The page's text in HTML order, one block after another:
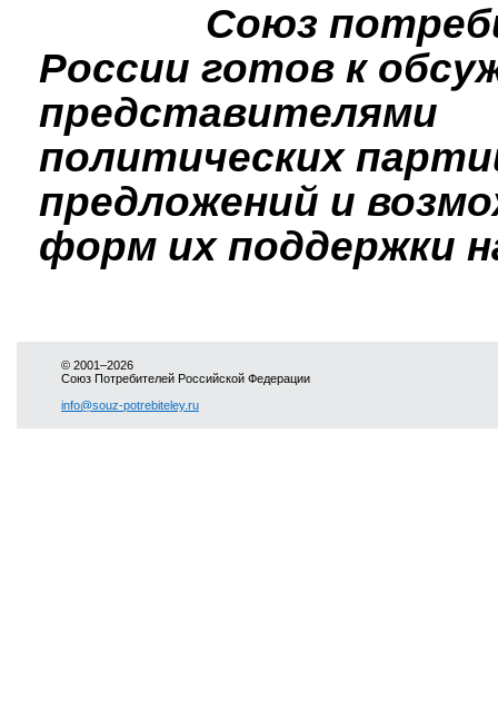
Союз
России готов к
представителями
политических
предложений и
форм их поддержки
© 2001–2026
Союз Потребителей Российской Федерации
info@souz-potrebiteley.ru